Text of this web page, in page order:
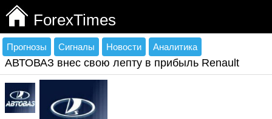
ForexTimes
Прогнозы Сигналы Новости Аналитика
АВТОВАЗ внес свою лепту в прибыль Renault